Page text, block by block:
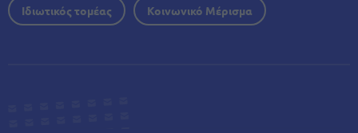
Ιδιωτικός τομέας Κοινωνικό Μέρισμα